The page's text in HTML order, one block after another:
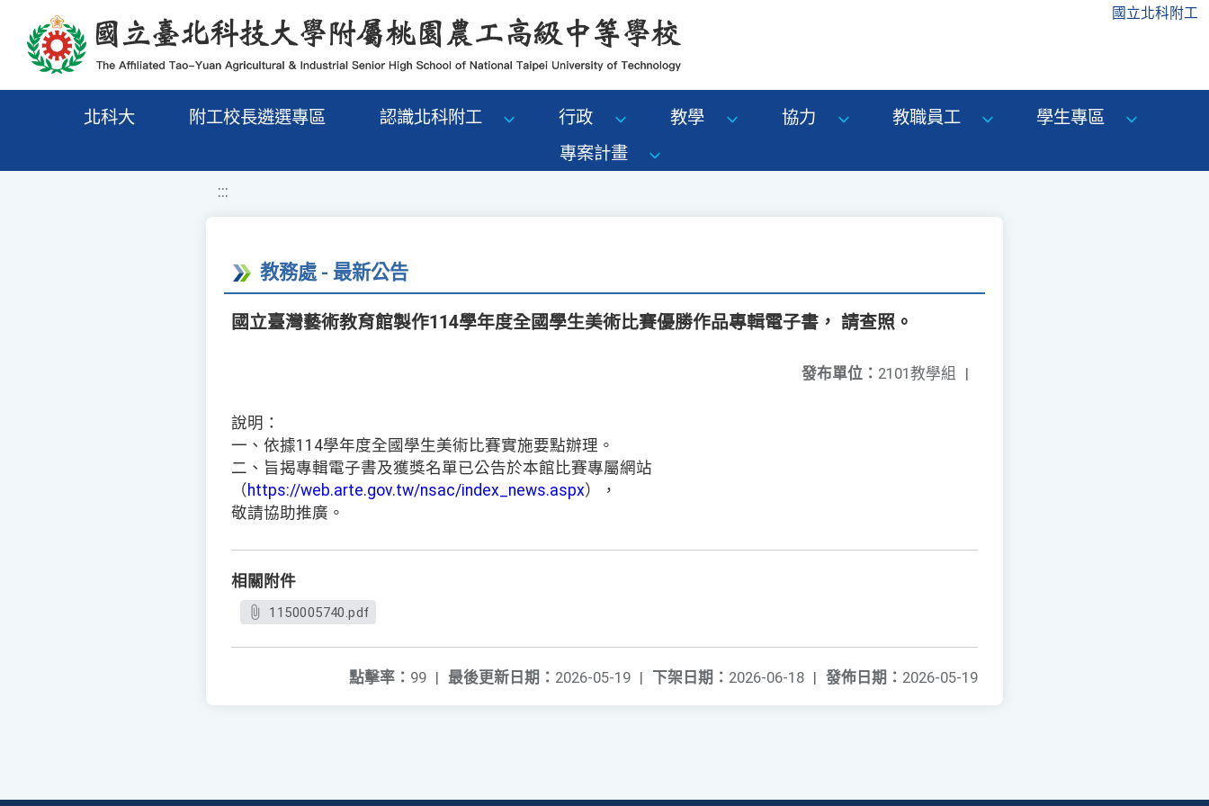
移至網頁之主要內容區位置 國立北科附工
北科大 附工校長遴選專區 認識北科附工 行政 教學 協力 教職員工
學生專區
專案計畫
:::
教務處 - 最新公告
國立臺灣藝術教育館製作114學年度全國學生美術比賽優勝作品專輯電子書， 請查照。
發布單位： 2101教學組 |
說明：
一、依據114學年度全國學生美術比賽實施要點辦理。
二、旨揭專輯電子書及獲獎名單已公告於本館比賽專屬網站
（ https://web.arte.gov.tw/nsac/index_news.aspx），
敬請協助推廣。
相關附件
1150005740.pdf
發佈日期： 2026-05-19
下架日期： 2026-06-18 |
最後更新日期： 2026-05-19 |
點擊率： 99 |